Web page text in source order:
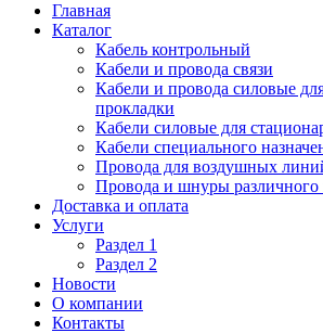
Главная
Каталог
Кабель контрольный
Кабели и провода связи
Кабели и провода силовые
прокладки
Кабели силовые для
Кабели специального
Провода для воздушных
Провода и шнуры различного
Доставка и оплата
Услуги
Раздел 1
Раздел 2
Новости
О компании
Контакты